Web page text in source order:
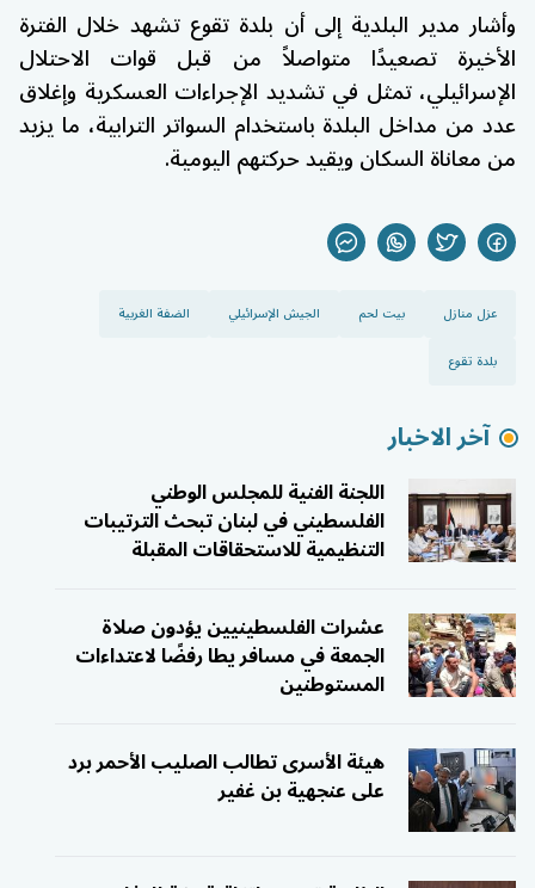
وأشار مدير البلدية إلى أن بلدة تقوع تشهد خلال الفترة
الأخيرة تصعيدًا متواصلاً من قبل قوات الاحتلال
الإسرائيلي، تمثل في تشديد الإجراءات العسكرية وإغلاق
عدد من مداخل البلدة باستخدام السواتر الترابية، ما يزيد
من معاناة السكان ويقيد حركتهم اليومية.
عزل منازل بيت لحم الجيش الإسرائيلي
الضفة الغربية
بلدة تقوع
آخر الاخبار
اللجنة الفنية للمجلس الوطني
الفلسطيني في لبنان تبحث الترتيبات
التنظيمية للاستحقاقات المقبلة
عشرات الفلسطينيين يؤدون صلاة
الجمعة في مسافر يطا رفضًا لاعتداءات
المستوطنين
هيئة الأسرى تطالب الصليب الأحمر برد
على عنجهية بن غفير